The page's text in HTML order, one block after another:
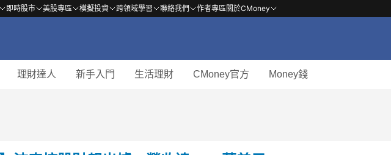
即時股市 美股專區 模擬投資 跨領域學習 聯絡我們 作者專區關於CMoney
理財達人 新手入門 生活理財 CMoney官方 Money錢